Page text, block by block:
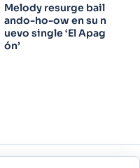
Melody resurge bail
ando-ho-ow en su n
uevo single ‘El Apag
ón’